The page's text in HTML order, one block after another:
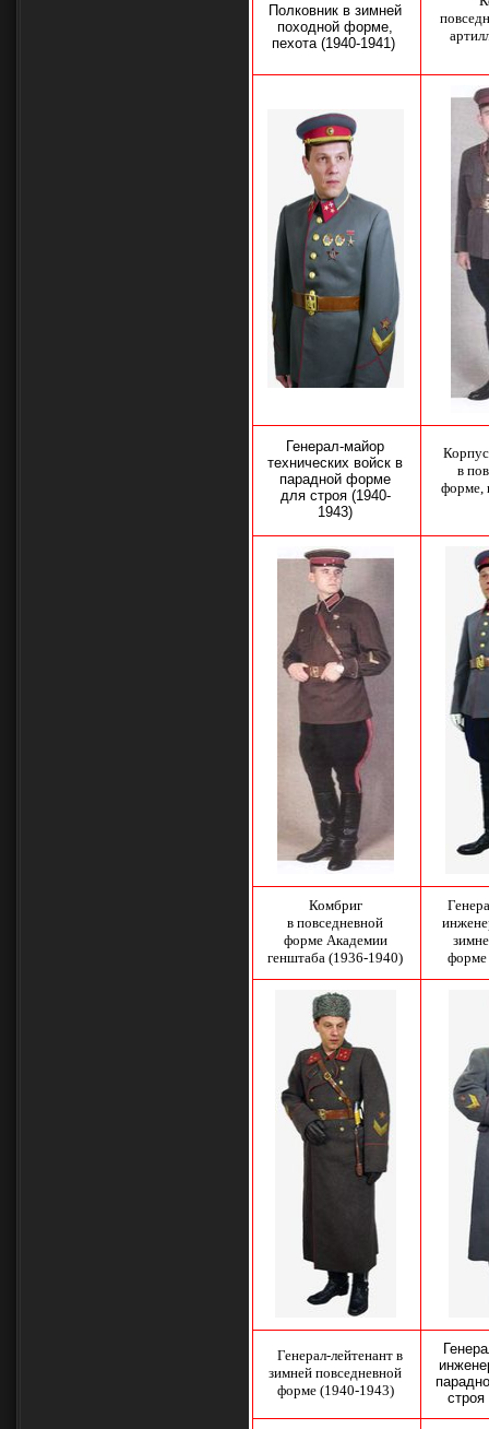
Полковник в зимней
походной форме,
пехота (1940-1941)
Генерал-майор
технических войск в
парадной форме
для строя (1940-
1943)
в
форме,
Комбриг
в повседневной
форме Академии
генштаба(1936-1940)
форме
Генерал-лейтенант в
зимней повседневной
форме (1940-1943)